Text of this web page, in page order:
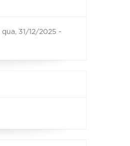
qua, 31/12/2025 -